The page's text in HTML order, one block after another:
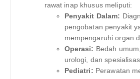
rawat inap khusus meliputi:
Penyakit Dalam:
pengobatan penyakit
mempengaruhi organ
Operasi: Bedah
urologi, dan
Pediatri: Perawatan